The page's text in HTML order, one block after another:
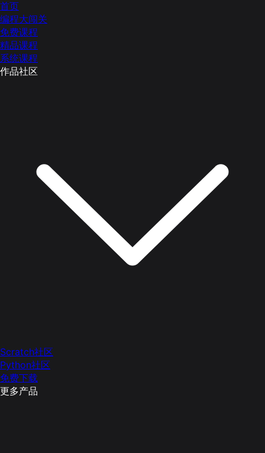
首页
编程大闯关
免费课程
精品课程
系统课程
作品社区
Scratch社区
Python社区
免费下载
更多产品